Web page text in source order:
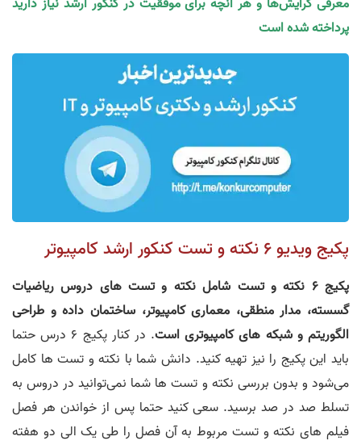
پرداخته شده است
پکیج ویدیو ۶ نکته و تست کنکور ارشد کامپیوتر
پکیج 6 نکته و تست شامل نکته و تست های دروس ریاضیات
گسسته، مدار منطقی، معماری کامپیوتر، ساختمان داده و طراحی
الگوریتم و شبکه های کامپیوتری است
. در کنار پکیج 6 درس حتما
باید این پکیج را نیز تهیه کنید. دانش شما با نکته و تست ها کامل
می‌شود و بدون بررسی نکته و تست ها شما نمی‌توانید در دروس به
تسلط صد در صد برسید. سعی کنید حتما پس از خواندن هر فصل
فیلم های نکته و تست مربوط به آن فصل را طی یک الی دو هفته